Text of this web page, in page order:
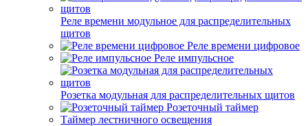
Реле времени модульное для распределительных
щитов
Реле времени цифровое
Реле импульсное
Розетка модульная для распределительных щитов
Розеточный таймер
Таймер лестничного освещения